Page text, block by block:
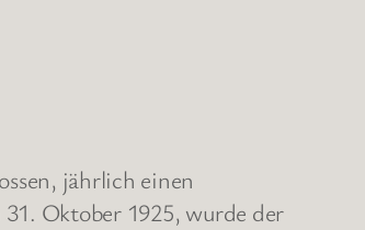
jährlich einen
Oktober 1925, wurde der